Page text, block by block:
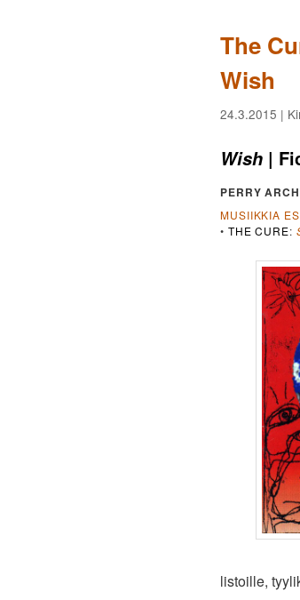
The
Wish
24.3.2015 |
Wish |
PERRY
MUSIIKKIA
• THE CURE:
listoille,